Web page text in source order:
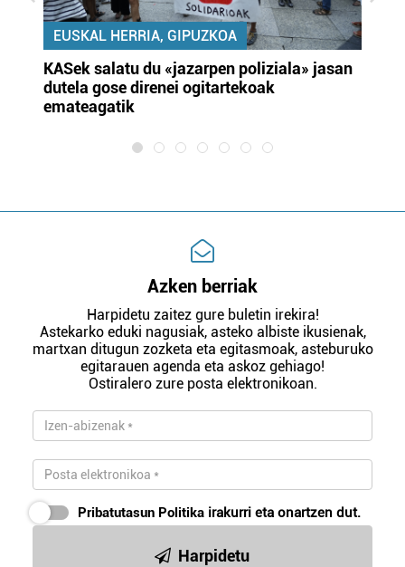
EUSKAL HERRIA, GIPUZKOA
KASek salatu du «jazarpen poliziala» jasan
dutela gose direnei ogitartekoak
emateagatik
Azken berriak
Harpidetu zaitez gure buletin irekira!
Astekarko eduki nagusiak, asteko albiste ikusienak,
martxan ditugun zozketa eta egitasmoak, asteburuko
egitarauen agenda eta askoz gehiago!
Ostiralero zure posta elektronikoan.
Pribatutasun Politika irakurri eta onartzen dut.
Harpidetu